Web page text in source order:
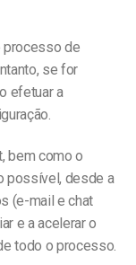
processo de
se for
efetuar a
bem como o
possível, desde a
(e-mail e chat
e a acelerar o
todo o processo.